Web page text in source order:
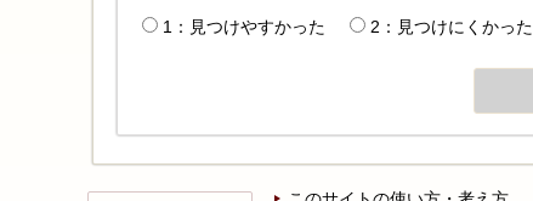
1：見つけやすかった
2：見つけにくかった